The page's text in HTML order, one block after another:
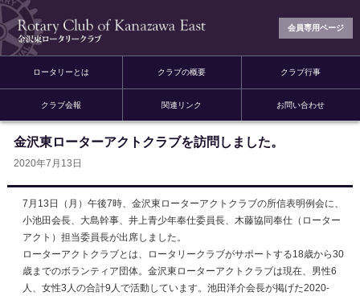
会員専用ページ
ロータリーとは クラブの概要 クラブ行事
クラブ会報 関連リンク お問い合わせ
金沢東ローターアクトクラブを訪問しました。
2020年7月13日
7月13日（月）午後7時、金沢東ローターアクトクラブの所信表明例会に、
小池田会長、大島幹事、井上青少年奉仕委員長、木藤協同奉仕（ローター
アクト）担当委員長が出席しました。
ローターアクトクラブとは、ロータリークラブがサポートする18歳から30
歳までのボランティア団体。金沢東ローターアクトクラブは現在、男性6
人、女性3人の合計9人で活動しています。池田洋介会長が掲げた2020-